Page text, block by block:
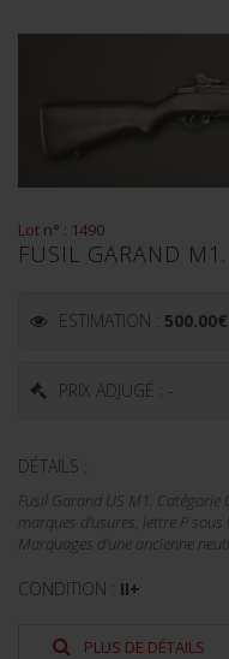
Lot n° : 1490
FUSIL GARAND
ESTIMATION : 500.00€
PRIX ADJUGÉ : -
DÉTAILS :
Fusil Garand US M1. Catégorie
marques d'usures, lettre P
Marquages d'une ancienne
CONDITION : II+
PLUS DE DÉTAILS